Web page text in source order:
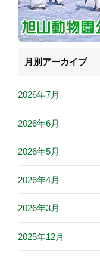
月別アーカイブ
2026年7月
2026年6月
2026年5月
2026年4月
2026年3月
2025年12月